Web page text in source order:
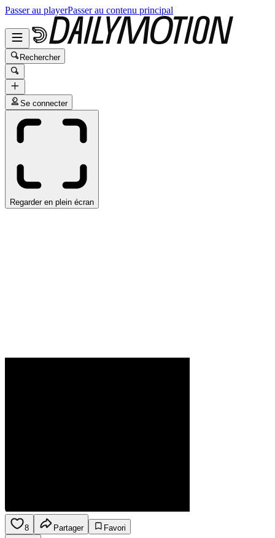
Passer au playerPasser au contenu principal
Rechercher
Se connecter
Regarder en plein écran
8 Partager
Favori